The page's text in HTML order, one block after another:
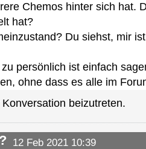
Chemos hinter sich hat.
hat?
Du siehst, mir
persönlich ist einfach
ohne dass es alle im
Konversation beizutreten.
12 Feb 2021 10:39